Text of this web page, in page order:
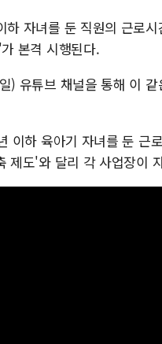
자녀를 둔 직원의 근로
본격 시행된다.
) 유튜브 채널을 통해 이
이하 육아기 자녀를 둔 근
제도'와 달리 각 사업장이